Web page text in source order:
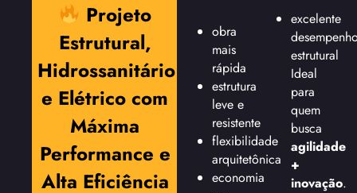
Projeto
Estrutural,
Hidrossanitário
e Elétrico com
Máxima
Performance e
Alta Eficiência
obra
mais
rápida
estrutura
leve e
resistente
flexibilidade
arquitetônica
economia
excelente
estrutural
Ideal
para
quem
busca
agilidade
+
inovação.